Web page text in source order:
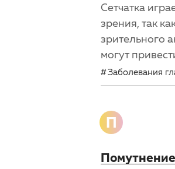
Сетчатка
зрения, так
зрительного
могут
Заболевания
П